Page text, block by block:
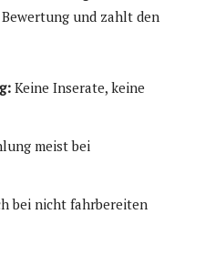
und zahlt den
Keine Inserate, keine
meist bei
bei nicht fahrbereiten